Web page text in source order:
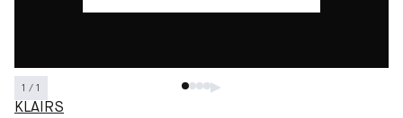
1 / 1
KLAIRS